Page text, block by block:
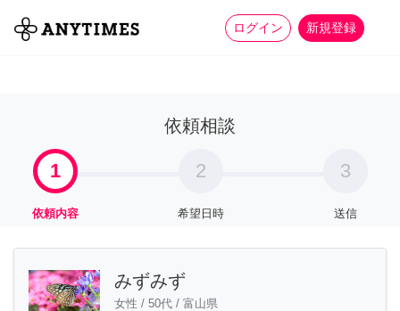
ログイン 新規登録
全て 家事 more_horiz
依頼相談
1
依頼内容
2
希望日時
3
送信
みずみず
女性 / 50代 / 富山県